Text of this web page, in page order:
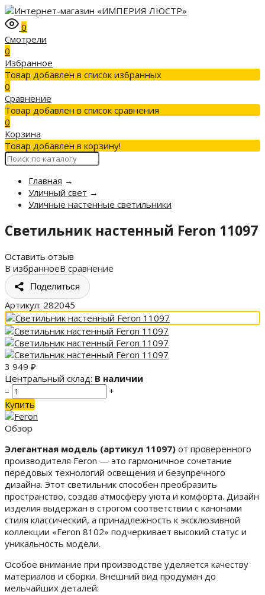
0
Смотрели
0
Избранное
Товар добавлен в список избранных
0
Сравнение
Товар добавлен в список сравнения
0
Корзина
Товар добавлен в корзину!
Главная →
Уличный свет →
Уличные настенные светильники
Светильник настенный Feron 11097
Оставить отзыв
В избранноеВ сравнение
Поделиться
Артикул: 282045
3 949 ₽
Центральный склад: В наличии
–
+
Купить
Обзор
Элегантная модель (артикул 11097) от проверенного
производителя Feron — это гармоничное сочетание
передовых технологий освещения и безупречного
дизайна. Этот светильник способен преобразить
пространство, создав атмосферу уюта и комфорта. Дизайн
изделия выдержан в строгом соответствии с канонами
стиля классический, а принадлежность к эксклюзивной
коллекции «Feron 8102» подчеркивает высокий статус и
уникальность модели.
Особое внимание при производстве уделяется качеству
материалов и сборки. Внешний вид продуман до
мельчайших деталей: